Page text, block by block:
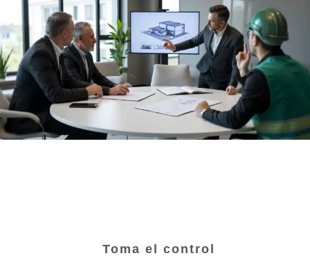
toma el control